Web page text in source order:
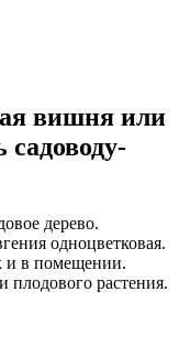
вишня или
садоводу-
дерево.
одноцветковая.
и в помещении.
плодового растения.